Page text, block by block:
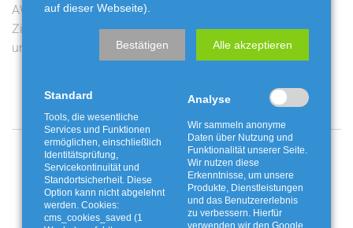
AWG bewegt: Live-
Ziehung am Freitag auf
unserem Youtube-Kanal
Fossiliengrube
Twistringen
Angebote und Aktionen
auf dieser Webseite).
Bestätigen Alle akzeptieren
Standard
Tools, die wesentliche
Services und Funktionen
ermöglichen, einschließlich
Identitätsprüfung,
Servicekontinuität und
Standortsicherheit. Diese
Option kann nicht abgelehnt
werden. Cookies:
cms_cookies_saved (1
Analyse
Wir sammeln anonyme
Daten über Nutzung und
Funktionalität unserer Seite.
Wir nutzen diese
Erkenntnisse, um unsere
Produkte, Dienstleistungen
und das Benutzererlebnis
zu verbessern. Hierfür
verwenden wir den Google